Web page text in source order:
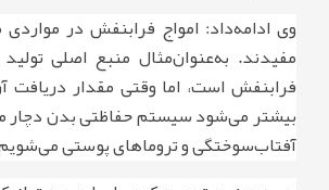
وی ادامه‌داد: امواج فرابنفش در
فرابنفش است، اما وقتی مقدار دریافت
بیشتر می‌شود سیستم حفاظتی بدن
آفتاب‌سوختگی و تروماهای پوستی